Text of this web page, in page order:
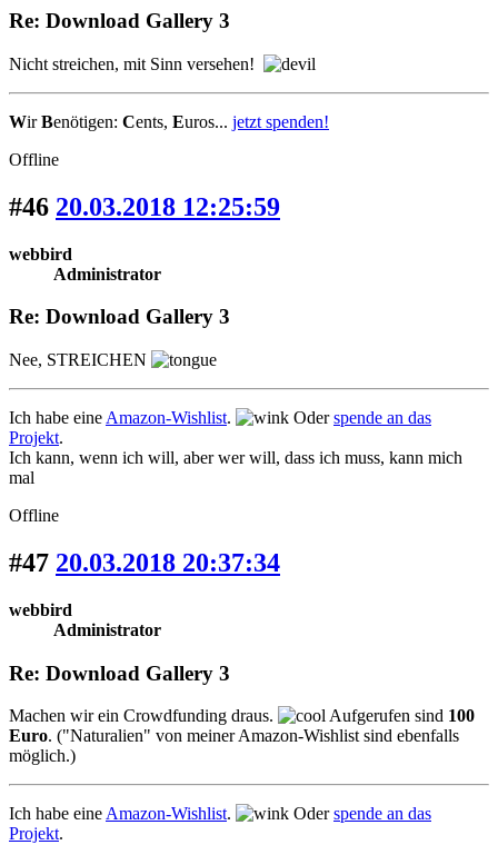
Re: Download Gallery 3
Nicht streichen, mit Sinn versehen!
WirBenötigen: Cents, Euros... jetzt spenden!
Offline
#46 20.03.2018 12:25:59
webbird
Administrator
Re: Download Gallery 3
Nee, STREICHEN
Ich habe eine Amazon-Wishlist. Oderspende an das
Projekt.
Ich kann, wenn ich will, aber wer will, dass ich muss, kann mich
mal
Offline
#47 20.03.2018 20:37:34
webbird
Administrator
Re: Download Gallery 3
Machen wir ein Crowdfunding draus. Aufgerufen sind 100
Euro. ("Naturalien" von meiner Amazon-Wishlist sind ebenfalls
möglich.)
Ich habe eine Amazon-Wishlist. Oderspende an das
Projekt.